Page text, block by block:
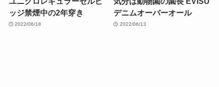
ッジ禁煙中の2年穿き
2022/06/18
デニムオーバーオール
2022/06/13